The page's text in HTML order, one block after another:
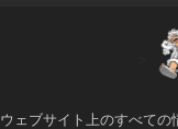
ウェブサイト上のすべての